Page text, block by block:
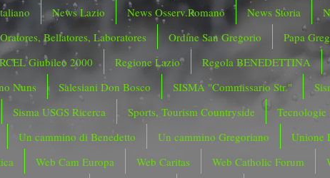
News Lazio News Osserv.Romano News Storia
Oratores, Bellatores, Laboratores Ordine San Gregorio
Papa
Giubileo 2000 Regione Lazio
Regola BENEDETTINA
Nuns Salesiani Don Bosco SISMA "Commissario Str."
Sisma USGS Ricerca Sports, Tourism Countryside
Tecnologie
Un cammino di Benedetto Un cammino Gregoriano
Unione
Web Cam Europa Web Caritas Web Catholic Forum